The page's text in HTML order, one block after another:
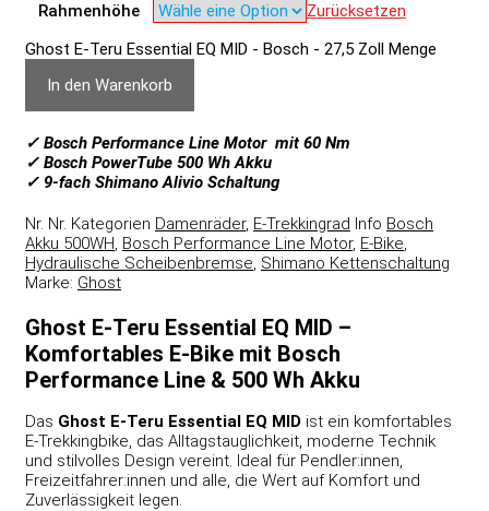
Rahmenhöhe
Zurücksetzen
Ghost E-Teru Essential EQ MID - Bosch - 27,5 Zoll Menge
In den Warenkorb
✓ Bosch Performance Line Motor mit 60 Nm
✓ Bosch PowerTube 500 Wh Akku
✓ 9-fach Shimano Alivio Schaltung
Nr. Nr. Kategorien Damenräder, E-Trekkingrad Info Bosch
Akku 500WH, Bosch Performance Line Motor, E-Bike,
Hydraulische Scheibenbremse, Shimano Kettenschaltung
Marke: Ghost
Ghost E-Teru Essential EQ MID –
Komfortables E-Bike mit Bosch
Performance Line & 500 Wh Akku
Das Ghost E-Teru Essential EQ MID ist ein komfortables
E-Trekkingbike, das Alltagstauglichkeit, moderne Technik
und stilvolles Design vereint. Ideal für Pendler:innen,
Freizeitfahrer:innen und alle, die Wert auf Komfort und
Zuverlässigkeit legen.